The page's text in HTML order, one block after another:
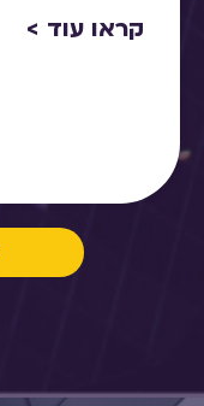
קראו עוד >